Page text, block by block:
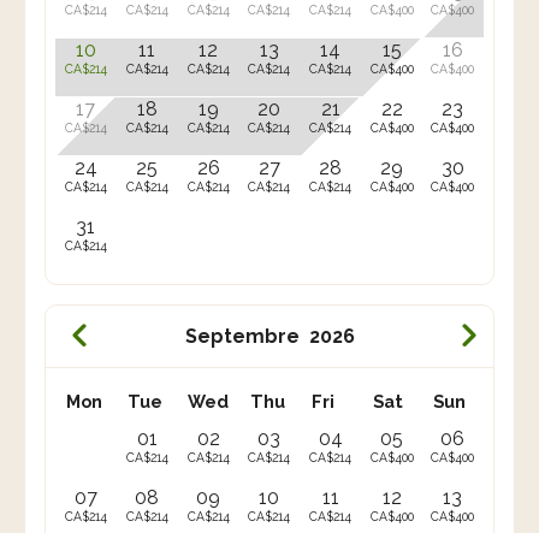
CA$214 CA$214 CA$214 CA$214 CA$214 CA$400 CA$400
10
CA$214
11
CA$214
12
CA$214
13
CA$214
14
CA$214
15
CA$400
16
CA$400
17
CA$214
18
CA$214
19
CA$214
20
CA$214
21
CA$214
22
CA$400
23
CA$400
24
CA$214
25
CA$214
26
CA$214
27
CA$214
28
CA$214
29
CA$400
30
CA$400
31
CA$214
Septembre 2026
Mon Tue Wed Thu Fri Sat Sun
01
CA$214
02
CA$214
03
CA$214
04
CA$214
05
CA$400
06
CA$400
07
CA$214
08
CA$214
09
CA$214
10
CA$214
11
CA$214
12
CA$400
13
CA$400